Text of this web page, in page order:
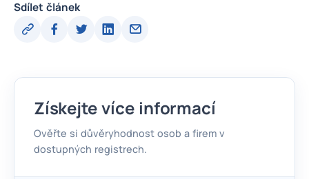
Sdílet článek
Získejte více informací
Ověřte si důvěryhodnost osob a firem v
dostupných registrech.